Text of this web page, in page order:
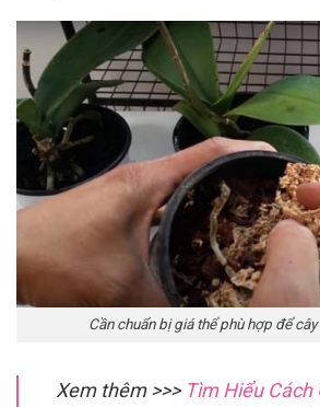
Cần chuẩn bị giá thể phù hợp để
Xem thêm >>> Tìm Hiểu Cách